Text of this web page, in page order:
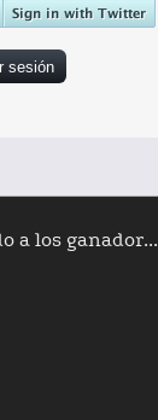
a los ganador...